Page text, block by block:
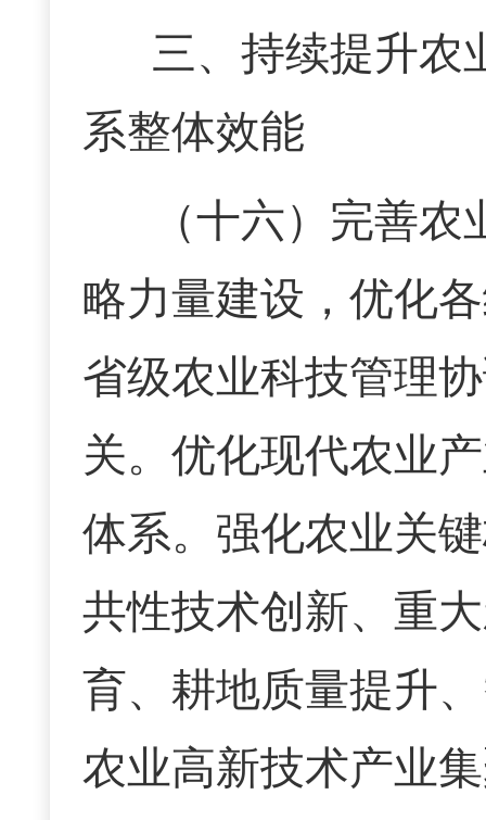
三、持续提升农
系整体效能
（十六） 完善农
略力量建设，优化
省级农业科技管理
关。优化现代农业
体系。强化农业关
共性技术创新、重
育、耕地质量提升
农业高新技术产业